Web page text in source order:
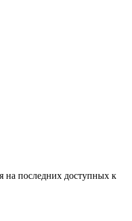
на последних доступных к